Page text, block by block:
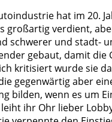
hat im 20.
großartig verdient,
schwerer und stadt-
gebaut, damit die
kritisiert wurde sie
gegenwärtig aber
bilden, wenn es um
ihr Ohr lieber